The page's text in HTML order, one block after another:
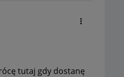
tutaj gdy dostanę